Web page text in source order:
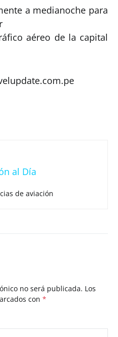
a medianoche para
aéreo de la capital
al Día
de aviación
no será publicada. Los
con *